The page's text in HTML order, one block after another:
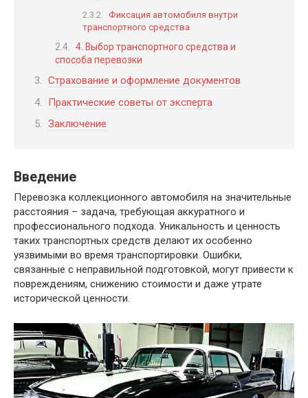
Фиксация автомобиля внутри
транспортного средства
4. Выбор транспортного средства и
способа перевозки
Страхование и оформление документов
Практические советы от эксперта
Заключение
Введение
Перевозка коллекционного автомобиля на значительные
расстояния – задача, требующая аккуратного и
профессионального подхода. Уникальность и ценность
таких транспортных средств делают их особенно
уязвимыми во время транспортировки. Ошибки,
связанные с неправильной подготовкой, могут привести к
повреждениям, снижению стоимости и даже утрате
исторической ценности.